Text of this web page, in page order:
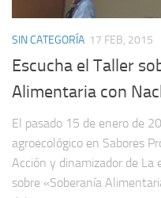
SIN CATEGORÍA 17 FEB, 2015
Escucha el Taller
Alimentaria con
El pasado 15 de enero de
agroecológico en Sabores
Acción y dinamizador de
sobre «Soberanía